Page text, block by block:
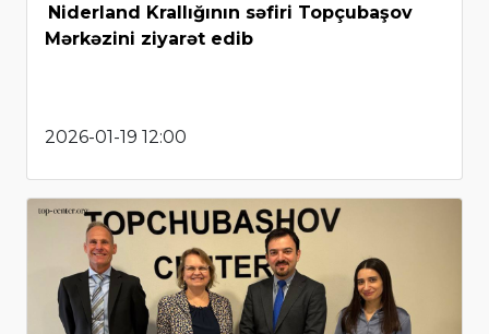
Niderland Krallığının səfiri Topçubaşov
Mərkəzini ziyarət edib
2026-01-19 12:00